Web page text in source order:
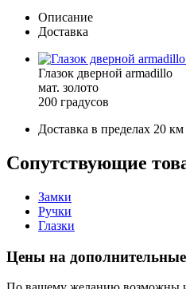
Описание
Доставка
Глазок дверной armadillo
мат. золото
200 градусов
Доставка в пределах 20
Сопутствующие
Замки
Ручки
Глазки
Цены на